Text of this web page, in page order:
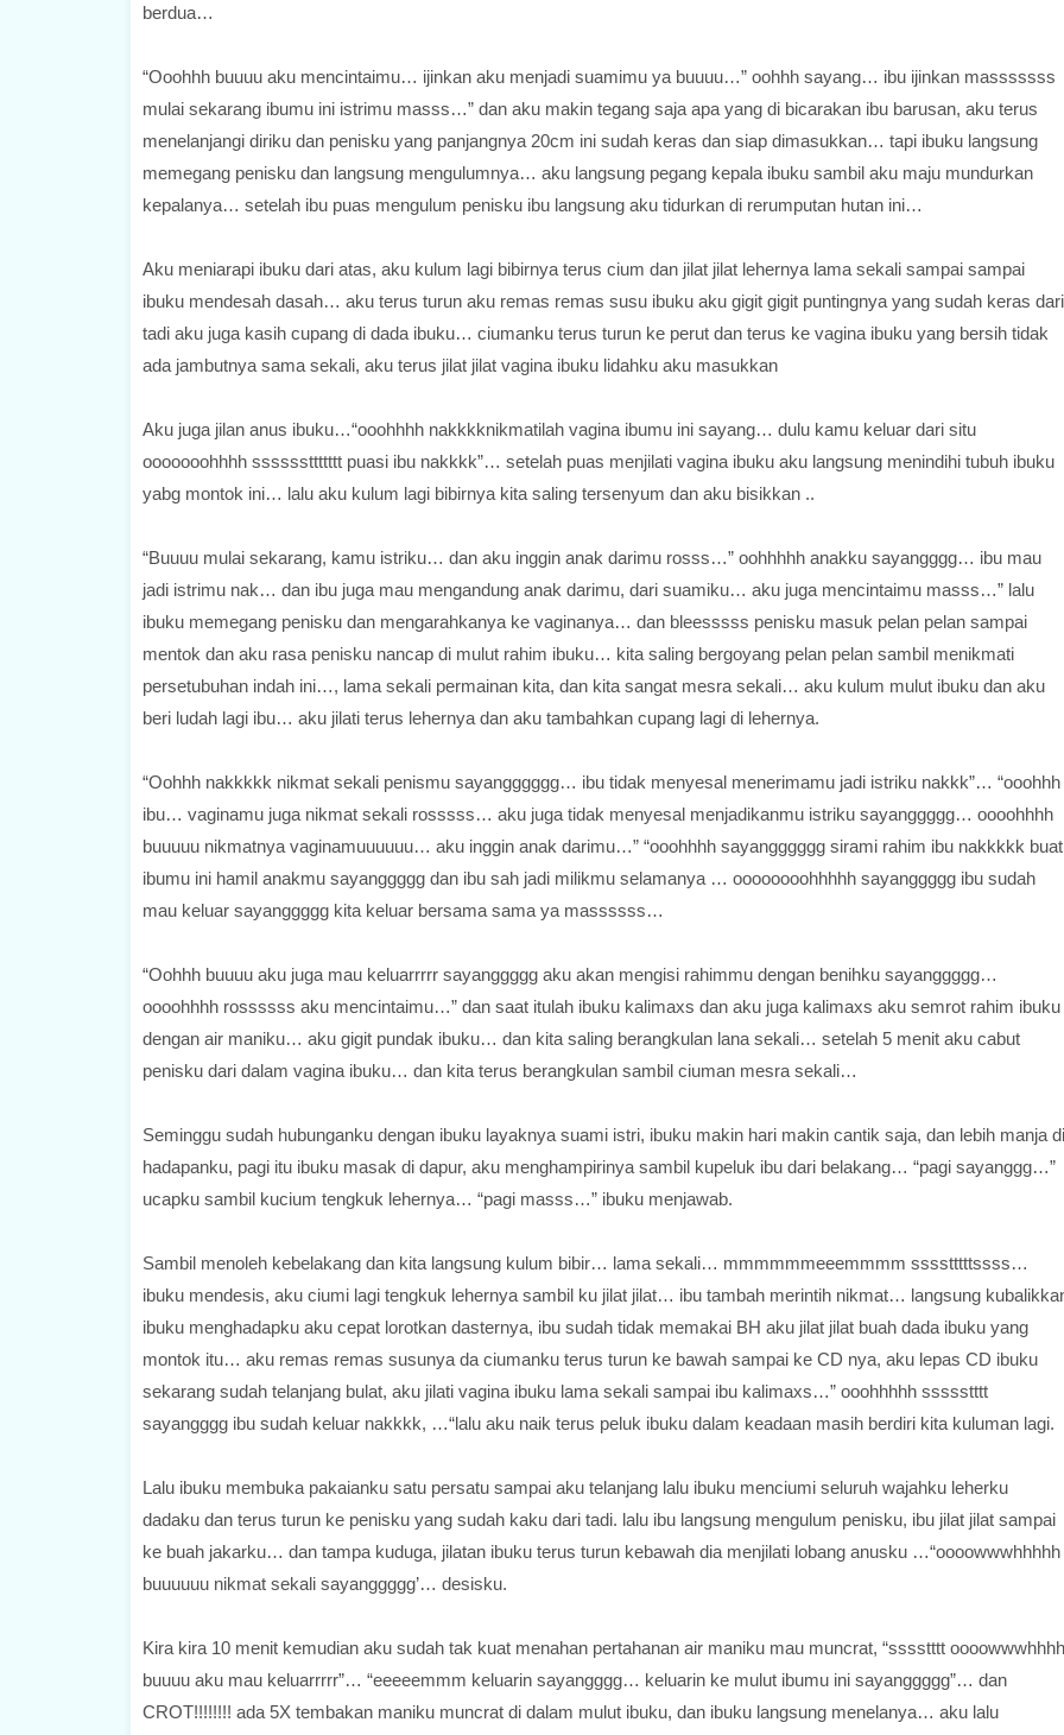
berdua…
“Ooohhh buuuu aku mencintaimu… ijinkan aku menjadi suamimu ya buuuu…” oohhh sayang… ibu ijinkan masssssss
mulai sekarang ibumu ini istrimu masss…” dan aku makin tegang saja apa yang di bicarakan ibu barusan, aku terus
menelanjangi diriku dan penisku yang panjangnya 20cm ini sudah keras dan siap dimasukkan… tapi ibuku langsung
memegang penisku dan langsung mengulumnya… aku langsung pegang kepala ibuku sambil aku maju mundurkan
kepalanya… setelah ibu puas mengulum penisku ibu langsung aku tidurkan di rerumputan hutan ini…
Aku meniarapi ibuku dari atas, aku kulum lagi bibirnya terus cium dan jilat jilat lehernya lama sekali sampai sampai
ibuku mendesah dasah… aku terus turun aku remas remas susu ibuku aku gigit gigit puntingnya yang sudah keras dari
tadi aku juga kasih cupang di dada ibuku… ciumanku terus turun ke perut dan terus ke vagina ibuku yang bersih tidak
ada jambutnya sama sekali, aku terus jilat jilat vagina ibuku lidahku aku masukkan
Aku juga jilan anus ibuku…“ooohhhh nakkkknikmatilah vagina ibumu ini sayang… dulu kamu keluar dari situ
ooooooohhhh ssssssttttttt puasi ibu nakkkk”… setelah puas menjilati vagina ibuku aku langsung menindihi tubuh ibuku
yabg montok ini… lalu aku kulum lagi bibirnya kita saling tersenyum dan aku bisikkan ..
“Buuuu mulai sekarang, kamu istriku… dan aku inggin anak darimu rosss…” oohhhhh anakku sayangggg… ibu mau
jadi istrimu nak… dan ibu juga mau mengandung anak darimu, dari suamiku… aku juga mencintaimu masss…” lalu
ibuku memegang penisku dan mengarahkanya ke vaginanya… dan bleesssss penisku masuk pelan pelan sampai
mentok dan aku rasa penisku nancap di mulut rahim ibuku… kita saling bergoyang pelan pelan sambil menikmati
persetubuhan indah ini…, lama sekali permainan kita, dan kita sangat mesra sekali… aku kulum mulut ibuku dan aku
beri ludah lagi ibu… aku jilati terus lehernya dan aku tambahkan cupang lagi di lehernya.
“Oohhh nakkkkk nikmat sekali penismu sayangggggg… ibu tidak menyesal menerimamu jadi istriku nakkk”… “ooohhh
ibu… vaginamu juga nikmat sekali rosssss… aku juga tidak menyesal menjadikanmu istriku sayanggggg… oooohhhh
buuuuu nikmatnya vaginamuuuuuu… aku inggin anak darimu…” “ooohhhh sayangggggg sirami rahim ibu nakkkkk buat
ibumu ini hamil anakmu sayanggggg dan ibu sah jadi milikmu selamanya … oooooooohhhhh sayanggggg ibu sudah
mau keluar sayanggggg kita keluar bersama sama ya massssss…
“Oohhh buuuu aku juga mau keluarrrrr sayanggggg aku akan mengisi rahimmu dengan benihku sayanggggg…
oooohhhh rossssss aku mencintaimu…” dan saat itulah ibuku kalimaxs dan aku juga kalimaxs aku semrot rahim ibuku
dengan air maniku… aku gigit pundak ibuku… dan kita saling berangkulan lana sekali… setelah 5 menit aku cabut
penisku dari dalam vagina ibuku… dan kita terus berangkulan sambil ciuman mesra sekali…
Seminggu sudah hubunganku dengan ibuku layaknya suami istri, ibuku makin hari makin cantik saja, dan lebih manja di
hadapanku, pagi itu ibuku masak di dapur, aku menghampirinya sambil kupeluk ibu dari belakang… “pagi sayanggg…”
ucapku sambil kucium tengkuk lehernya… “pagi masss…” ibuku menjawab.
Sambil menoleh kebelakang dan kita langsung kulum bibir… lama sekali… mmmmmmeeemmmm sssstttttssss…
ibuku mendesis, aku ciumi lagi tengkuk lehernya sambil ku jilat jilat… ibu tambah merintih nikmat… langsung
ibuku menghadapku aku cepat lorotkan dasternya, ibu sudah tidak memakai BH aku jilat jilat buah dada ibuku yang
montok itu… aku remas remas susunya da ciumanku terus turun ke bawah sampai ke CD nya, aku lepas CD ibuku
sekarang sudah telanjang bulat, aku jilati vagina ibuku lama sekali sampai ibu kalimaxs…” ooohhhhh ssssstttt
sayangggg ibu sudah keluar nakkkk, …“lalu aku naik terus peluk ibuku dalam keadaan masih berdiri kita kuluman lagi.
Lalu ibuku membuka pakaianku satu persatu sampai aku telanjang lalu ibuku menciumi seluruh wajahku leherku
dadaku dan terus turun ke penisku yang sudah kaku dari tadi. lalu ibu langsung mengulum penisku, ibu jilat jilat sampai
ke buah jakarku… dan tampa kuduga, jilatan ibuku terus turun kebawah dia menjilati lobang anusku …“oooowwwhhhhh
buuuuuu nikmat sekali sayanggggg’… desisku.
Kira kira 10 menit kemudian aku sudah tak kuat menahan pertahanan air maniku mau muncrat, “sssstttt oooowwwhhhh
buuuu aku mau keluarrrrr”… “eeeeemmm keluarin sayangggg… keluarin ke mulut ibumu ini sayanggggg”… dan
CROT!!!!!!!! ada 5X tembakan maniku muncrat di dalam mulut ibuku, dan ibuku langsung menelanya… aku lalu